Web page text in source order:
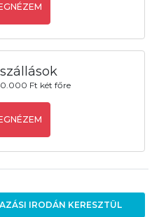
Ft két főre
IRODÁN KERESZTÜL